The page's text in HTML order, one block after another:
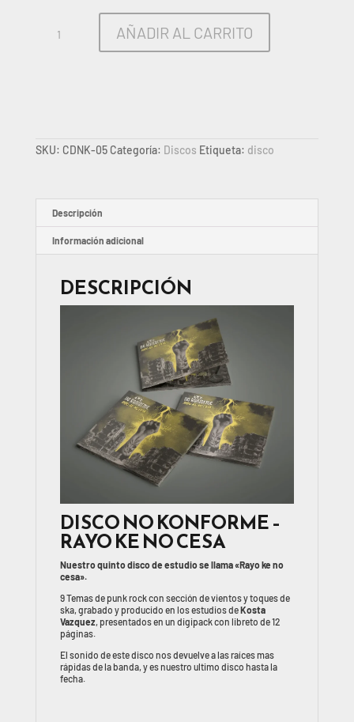
AÑADIR AL CARRITO
SKU: CDNK-05 Categoría: Discos Etiqueta: disco
Descripción
Información adicional
DESCRIPCIÓN
DISCO NO KONFORME –
RAYO KE NO CESA
Nuestro quinto disco de estudio se llama «Rayo ke no
cesa».
9 Temas de punk rock con sección de vientos y toques de
ska, grabado y producido en los estudios deKosta
Vazquez, presentados en un digipack con libreto de 12
páginas.
El sonido de este disco nos devuelve a las raíces mas
rápidas de la banda, y es nuestro ultimo disco hasta la
fecha.